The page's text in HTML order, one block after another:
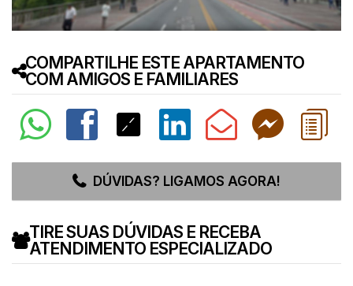
COMPARTILHE ESTE APARTAMENTO
COM AMIGOS E FAMILIARES
DÚVIDAS? LIGAMOS AGORA!
TIRE SUAS DÚVIDAS E RECEBA
ATENDIMENTO ESPECIALIZADO